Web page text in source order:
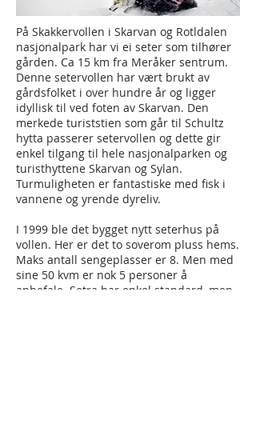
På Skakkervollen i Skarvan og Rotldalen
nasjonalpark har vi ei seter som tilhører
gården. Ca 15 km fra Meråker sentrum.
Denne setervollen har vært brukt av
gårdsfolket i over hundre år og ligger
idyllisk til ved foten av Skarvan. Den
merkede turiststien som går til Schultz
hytta passerer setervollen og dette gir
enkel tilgang til hele nasjonalparken og
turisthyttene Skarvan og Sylan.
Turmuligheten er fantastiske med fisk i
vannene og yrende dyreliv.
I 1999 ble det bygget nytt seterhus på
vollen. Her er det to soverom pluss hems.
Maks antall sengeplasser er 8. Men med
sine 50 kvm er nok 5 personer å
anbefale. Setra har enkel standard, men